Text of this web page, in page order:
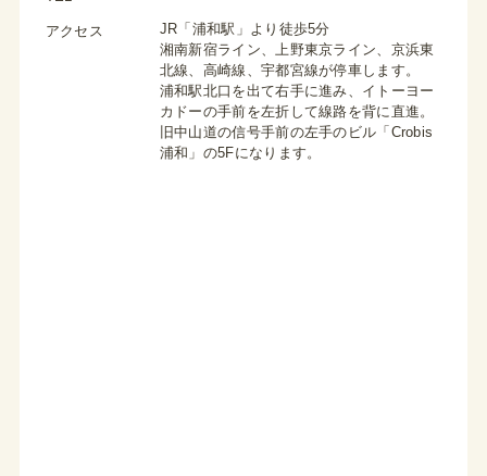
アクセス
JR「浦和駅」より徒歩5分
湘南新宿ライン、上野東京ライン、京浜東
北線、高崎線、宇都宮線が停車します。
浦和駅北口を出て右手に進み、イトーヨー
カドーの手前を左折して線路を背に直進。
旧中山道の信号手前の左手のビル「Crobis
浦和」の5Fになります。